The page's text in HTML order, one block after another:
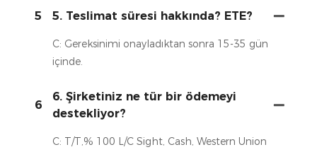
5 5. Teslimat süresi hakkında? ETE?
C: Gereksinimi onayladıktan sonra 15-35 gün
içinde.
6
6. Şirketiniz ne tür bir ödemeyi
destekliyor?
C: T/T,% 100 L/C Sight, Cash, Western Union